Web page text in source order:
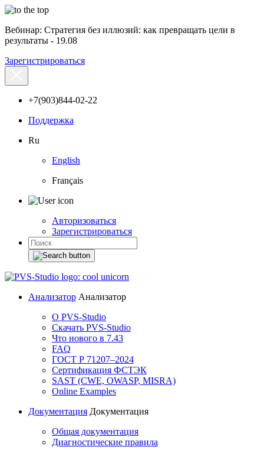
Вебинар: Стратегия без иллюзий: как превращать цели в
результаты - 19.08
Зарегистрироваться
+7(903)844-02-22
Поддержка
Ru
English
Français
Авторизоваться
Зарегистрироваться
Анализатор Анализатор
О PVS-Studio
Скачать PVS-Studio
Что нового в 7.43
FAQ
ГОСТ Р 71207–2024
Сертификация ФСТЭК
SAST (CWE, OWASP, MISRA)
Online Examples
Документация Документация
Общая документация
Диагностические правила